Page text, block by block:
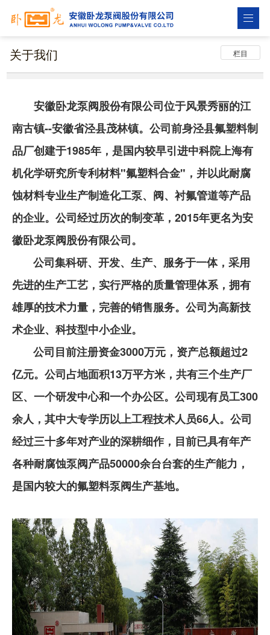
栏目
关于我们
安徽卧龙泵阀股份有限公司位于风景秀丽的江
南古镇--安徽省泾县茂林镇。公司前身泾县氟塑料制
品厂创建于1985年，是国内较早引进中科院上海有
机化学研究所专利材料"氟塑料合金"，并以此耐腐
蚀材料专业生产制造化工泵、阀、衬氟管道等产品
的企业。公司经过历次的制变革，2015年更名为安
徽卧龙泵阀股份有限公司。
公司集科研、开发、生产、服务于一体，采用
先进的生产工艺，实行严格的质量管理体系，拥有
雄厚的技术力量，完善的销售服务。公司为高新技
术企业、科技型中小企业。
公司目前注册资金3000万元，资产总额超过2
亿元。公司占地面积13万平方米，共有三个生产厂
区、一个研发中心和一个办公区。公司现有员工300
余人，其中大专学历以上工程技术人员66人。公司
经过三十多年对产业的深耕细作，目前已具有年产
各种耐腐蚀泵阀产品50000余台台套的生产能力，
是国内较大的氟塑料泵阀生产基地。